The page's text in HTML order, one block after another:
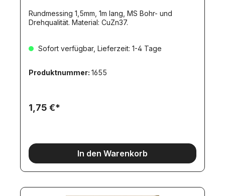
Rundmessing 1,5mm, 1m lang, MS Bohr- und
Drehqualität. Material: CuZn37.
Sofort verfügbar, Lieferzeit: 1-4 Tage
Produktnummer: 1655
1,75 €*
In den Warenkorb